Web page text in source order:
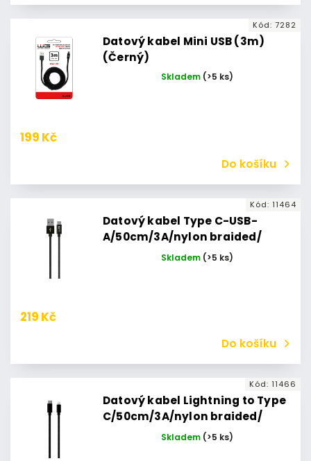
Datový kabel Mini USB (3m)
(Černý)
Skladem (>5 ks)
199 Kč
Do košíku
Kód: 7282
Datový kabel Type C-USB-
A/50cm/3A/nylon braided/
Skladem (>5 ks)
219 Kč
Do košíku
Kód: 11464
Datový kabel Lightning to Type
C/50cm/3A/nylon braided/
Skladem (>5 ks)
Kód: 11466